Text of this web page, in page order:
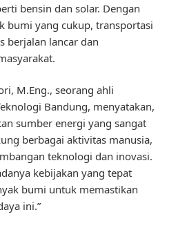
bensin dan solar. Dengan
bumi yang cukup, transportasi
berjalan lancar dan
M.Eng., seorang ahli
Bandung, menyatakan,
sumber energi yang sangat
berbagai aktivitas manusia,
teknologi dan inovasi.
kebijakan yang tepat
bumi untuk memastikan
ini.”